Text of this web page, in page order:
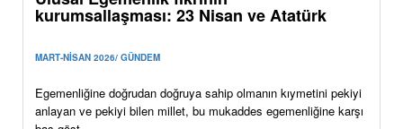
Bahar hazırlığı konusunda çiftçilere altın
değerinde öneriler
MART-NİSAN 2026/ RÖPORTAJ